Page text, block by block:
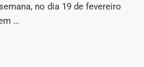
no dia 19 de fevereiro
…